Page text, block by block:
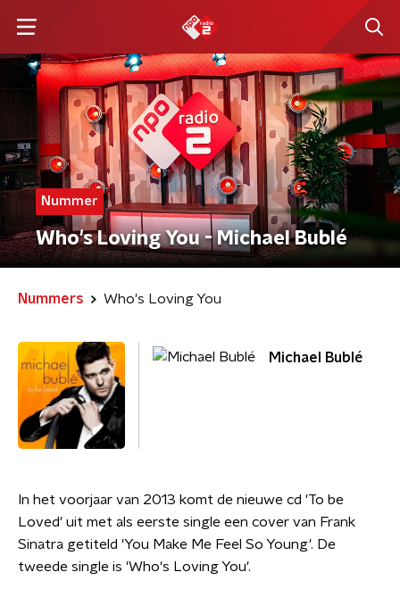
Nummer
Who's Loving You - Michael Bublé
Nummers Who's Loving You
Michael Bublé
In het voorjaar van 2013 komt de nieuwe cd 'To be
Loved' uit met als eerste single een cover van Frank
Sinatra getiteld 'You Make Me Feel So Young'. De
tweede single is 'Who's Loving You'.